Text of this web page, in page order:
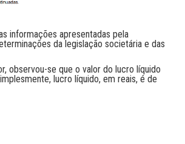
informações apresentadas pela
da legislação societária e das
observou-se que o valor do lucro líquido
lucro líquido, em reais, é de